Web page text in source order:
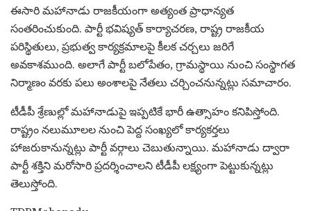
ఈసారి మహానాడు రాజకీయంగా అత్యంత ప్రాధాన్యత
సంతరించుకుంది. పార్టీ భవిష్యత్ కార్యాచరణ, రాష్ట్ర రాజకీయ
పరిస్థితులు, ప్రభుత్వ కార్యక్రమాలపై కీలక చర్చలు జరిగే
అవకాశముంది. అలాగే పార్టీ బలోపేతం, గ్రామస్థాయి నుంచి సంస్థాగత
నిర్మాణం వరకు పలు అంశాలపై నేతలు చర్చించనున్నట్లు సమాచారం.
టీడీపీ శ్రేణుల్లో మహానాడుపై ఇప్పటికే భారీ ఉత్సాహం కనిపిస్తోంది.
రాష్ట్రం నలుమూలల నుంచి పెద్ద సంఖ్యలో కార్యకర్తలు
హాజరుకానున్నట్లు పార్టీ వర్గాలు చెబుతున్నాయి. మహానాడు ద్వారా
పార్టీ శక్తిని మరోసారి ప్రదర్శించాలని టీడీపీ లక్ష్యంగా పెట్టుకున్నట్లు
తెలుస్తోంది.